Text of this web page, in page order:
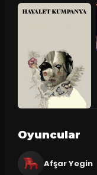
Oyuncular
Afşar Yegin